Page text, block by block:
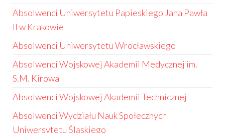
Absolwenci Uniwersytetu Papieskiego Jana Pawła
II w Krakowie
Absolwenci Uniwersytetu Wrocławskiego
Absolwenci Wojskowej Akademii Medycznej im.
S.M. Kirowa
Absolwenci Wojskowej Akademii Technicznej
Absolwenci Wydziału Nauk Społecznych
Uniwersytetu Śląskiego